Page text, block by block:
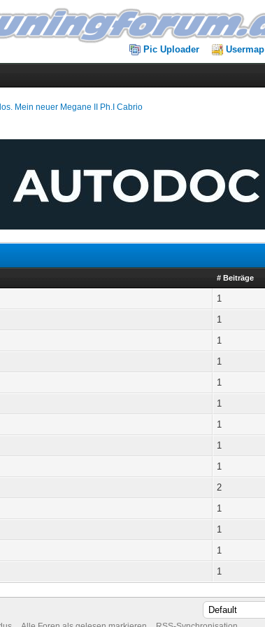
Pic Uploader Usermap
Mein neuer Megane II Ph.I Cabrio
# Beiträge
1
1
1
1
1
1
1
1
1
2
1
1
1
1